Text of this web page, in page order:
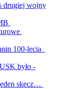
drugiej wojny
100-lecia
było -
skecz…